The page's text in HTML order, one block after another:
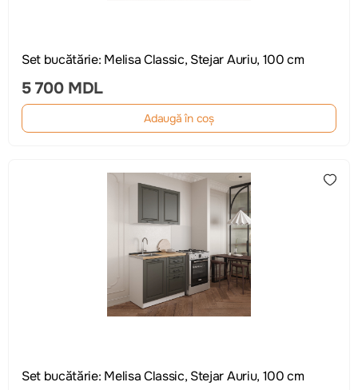
Set bucătărie: Melisa Classic, Stejar Auriu, 100 cm
5 700 MDL
Adaugă în coș
Set bucătărie: Melisa Classic, Stejar Auriu, 100 cm